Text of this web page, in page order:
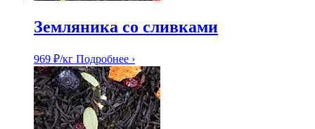
Земляника со сливками
969 ₽/кг Подробнее ›